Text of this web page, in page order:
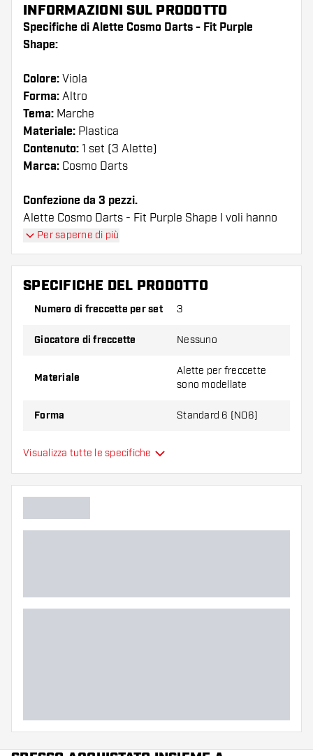
INFORMAZIONI SUL PRODOTTO
Specifiche di Alette Cosmo Darts - Fit Purple
Shape:
Colore: Viola
Forma: Altro
Tema: Marche
Materiale: Plastica
Contenuto: 1 set (3 Alette)
Marca: Cosmo Darts
Confezione da 3 pezzi.
Alette Cosmo Darts - Fit Purple Shape I voli hanno
una lunga durata. Queste alette possono essere
utilizzate solo con astine Cosmo Fit.
Suggerimento di Dartshopper!
Assicuratevi di avere a portata di mano un gran
Provate una forma, un materiale o uno
variante vi si addice di più!
Per saperne di più
SPECIFICHE DEL PRODOTTO
Numero di freccette per set 3
Giocatore di freccette Nessuno
Materiale
Alette per freccette
sono modellate
Forma Standard 6 (NO6)
Tipo
Colore principale
Visualizza tutte le specifiche